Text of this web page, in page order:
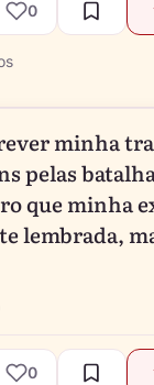
0
minha
pelas
que minha
lembrada,
0